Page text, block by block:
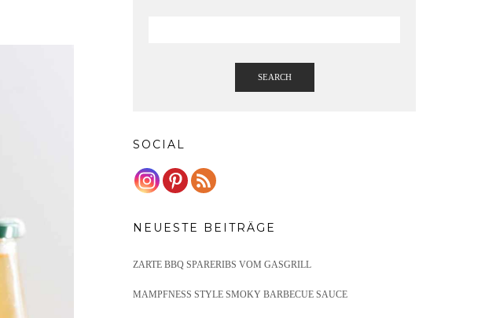
SEARCH
SOCIAL
NEUESTE BEITRÄGE
ZARTE BBQ SPARERIBS VOM GASGRILL
MAMPFNESS STYLE SMOKY BARBECUE SAUCE